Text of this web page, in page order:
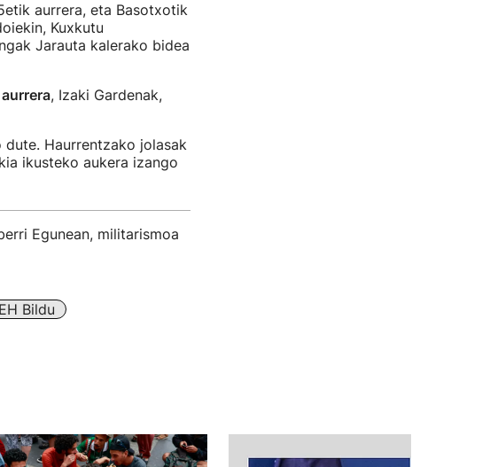
aurrera, eta Basotxotik
Kuxkutu
Jarauta kalerako bidea
, Izaki Gardenak,
Haurrentzako jolasak
ikusteko aukera izango
Egunean, militarismoa
EH Bildu